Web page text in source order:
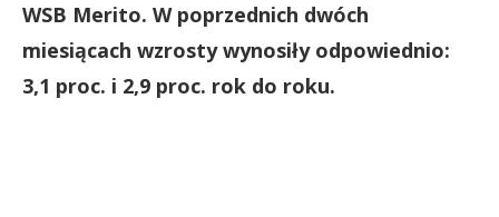
WSB Merito. W poprzednich dwóch
miesiącach wzrosty wynosiły odpowiednio:
3,1 proc. i 2,9 proc. rok do roku.